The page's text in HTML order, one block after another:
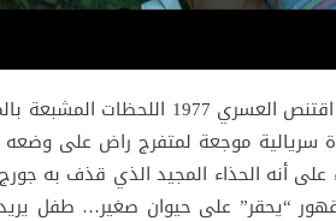
في “الجاهلية”، فيلمه الطويل الخامس 2018 اقتنص
موجعة لمتفرج راض على وضعه
على أنه الحذاء المجيد الذي قذف به
“يحقر” على حيوان صغير… طفل